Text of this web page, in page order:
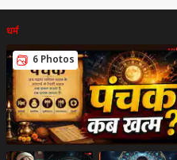
धर्म
6 Photos